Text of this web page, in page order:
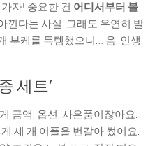
자! 중요한 건 어디서부터 볼
낀다는 사실. 그래도 우연히 발
부케를 득템했으니… 음, 인생
세트’
금액, 옵션, 사은품이잖아요.
세 개 어플을 번갈아 썼어요.